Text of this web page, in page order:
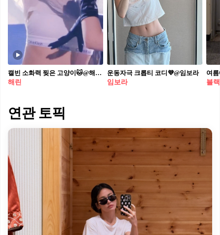
캘빈 소화력 찢은 고양이🐱@해린 도쿄돔 솔로무대에서 캘빈 + 숏데님 조합으로 청순하면서도 핫하잖아💙
해린
운동자극 크롭티 코디💜@임보라​
임보라
블
연관 토픽